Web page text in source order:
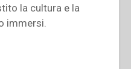
la cultura e la
immersi.